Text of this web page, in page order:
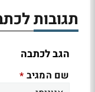
תגובות
הגב לכתבה
שם המגיב *